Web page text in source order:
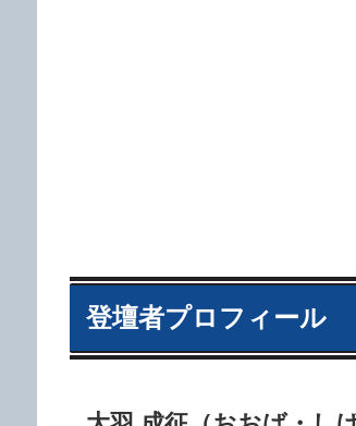
登壇者プロフィール